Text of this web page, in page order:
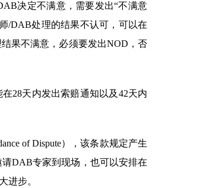
决定不满意，需要发出“不满意
/DAB处理的结果不认可，可以在
果不满意，必须要发出NOD，否
28天内发出索赔通知以及42天内
of Dispute），该条款规定产生
DAB专家到现场，也可以安排在
进步。